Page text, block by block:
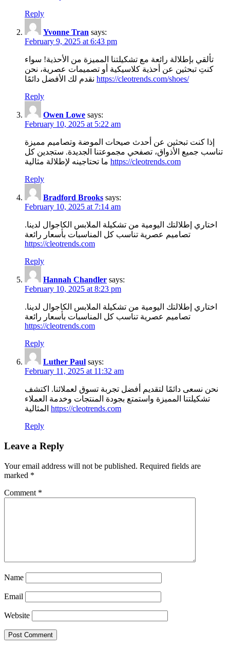
Reply
Yvonne Tran says:
February 9, 2025 at 6:43 pm
تألقي بإطلالة رائعة مع تشكيلتنا المميزة من الأحذية! سواء
كنتِ تبحثين عن أحذية كلاسيكية أو تصميمات عصرية، نحن
https://cleotrends.com/shoes/
Reply
Owen Lowe says:
February 10, 2025 at 5:22 am
إذا كنت تبحثين عن أحدث صيحات الموضة وتصاميم مميزة
تناسب جميع الأذواق، تصفحي مجموعتنا الجديدة. ستجدين كل
https://cleotrends.com
Reply
Bradford Brooks says:
February 10, 2025 at 7:14 am
اختاري إطلالتك اليومية من تشكيلة الملابس الكاجوال لدينا.
تصاميم عصرية تناسب كل المناسبات بأسعار رائعة
https://cleotrends.com
Reply
Hannah Chandler says:
February 10, 2025 at 8:23 pm
اختاري إطلالتك اليومية من تشكيلة الملابس الكاجوال لدينا.
تصاميم عصرية تناسب كل المناسبات بأسعار رائعة
https://cleotrends.com
Reply
Luther Paul says:
February 11, 2025 at 11:32 am
نحن نسعى دائمًا لتقديم أفضل تجربة تسوق لعملائنا. اكتشف
تشكيلتنا المميزة واستمتع بجودة المنتجات وخدمة العملاء
https://cleotrends.com
Reply
Leave a Reply
Your email address will not be published. Required fields are
marked *
Comment *
Name
Email
Website